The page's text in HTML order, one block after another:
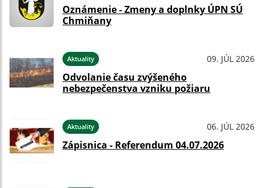
Oznámenie - Zmeny a doplnky ÚPN SÚ
Chmiňany
Aktuality 09. JÚL 2026
Odvolanie času zvýšeného
nebezpečenstva vzniku požiaru
Aktuality 06. JÚL 2026
Zápisnica - Referendum 04.07.2026